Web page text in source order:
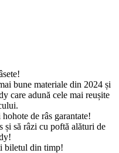
bune materiale din 2024 și
care adună cele mai reușite
de râs garantate!
și să râzi cu poftă alături de
biletul din timp!